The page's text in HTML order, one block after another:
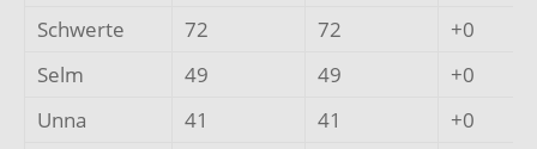
Schwerte
72 72
+0
Selm
49 49
+0
Unna
41 41
+0